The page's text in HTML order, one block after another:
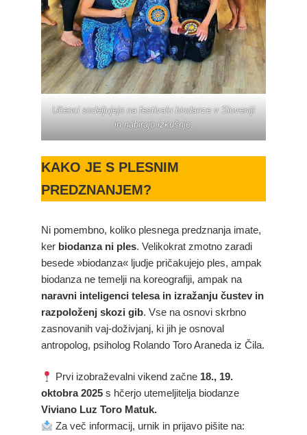
Učenci sodeljujejo na festivalu biodanze v Sloveniji
in nabirajo izkušnje.
KAKO JE S PLESNIM
PREDZNANJEM?
Ni pomembno, koliko plesnega predznanja imate,
ker biodanza ni ples. Velikokrat zmotno zaradi
besede »biodanza« ljudje pričakujejo ples, ampak
biodanza ne temelji na koreografiji, ampak na
naravni inteligenci telesa in izražanju čustev in
razpoloženj skozi gib. Vse na osnovi skrbno
zasnovanih vaj-doživjanj, ki jih je osnoval
antropolog, psiholog Rolando Toro Araneda iz Čila.
Prvi izobraževalni vikend začne 18., 19.
oktobra 2025 s hčerjo utemeljitelja biodanze
Viviano Luz Toro Matuk.
Za več informacij, urnik in prijavo pišite na: